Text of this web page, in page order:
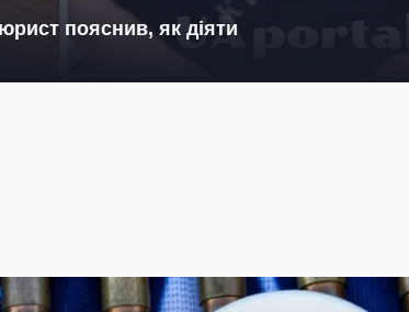
пояснив, як діяти